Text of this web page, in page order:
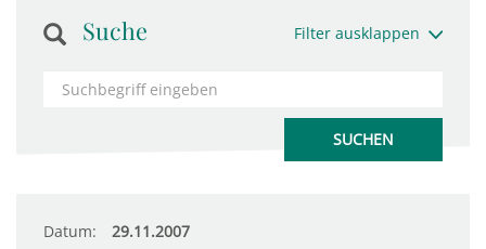
Suche Filter ausklappen
Datum: 29.11.2007